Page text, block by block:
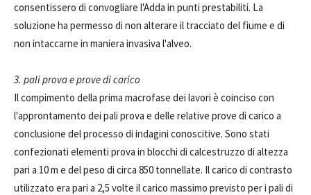
consentissero di convogliare l'Adda in punti prestabiliti. La
soluzione ha permesso di non alterare il tracciato del fiume e di
non intaccarne in maniera invasiva l'alveo.
3. pali prova e prove di carico
Il compimento della prima macrofase dei lavori è coinciso con
l'approntamento dei pali prova e delle relative prove di carico a
conclusione del processo di indagini conoscitive. Sono stati
confezionati elementi prova in blocchi di calcestruzzo di altezza
pari a 10 m e del peso di circa 850 tonnellate. Il carico di contrasto
utilizzato era pari a 2,5 volte il carico massimo previsto per i pali di